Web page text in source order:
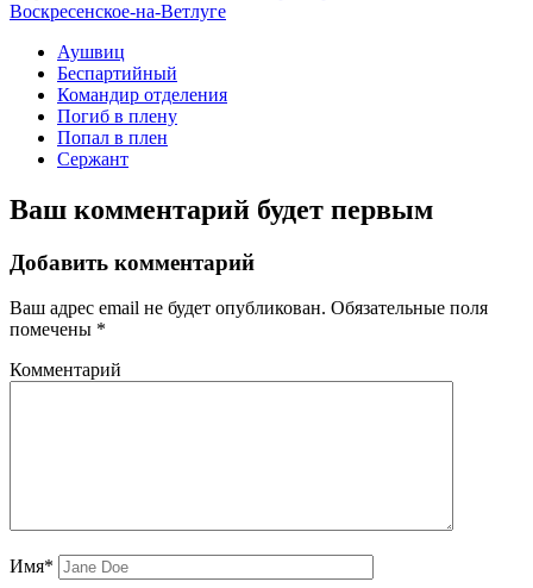
Воскресенское-на-Ветлуге
Аушвиц
Беспартийный
Командир отделения
Погиб в плену
Попал в плен
Сержант
Ваш комментарий будет первым
Добавить комментарий
Ваш адрес email не будет опубликован. Обязательные поля
помечены *
Комментарий
Имя*